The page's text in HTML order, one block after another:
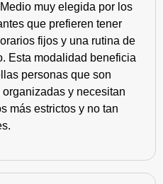
muy elegida por los
que prefieren tener
fijos y una rutina de
Esta modalidad beneficia
personas que son
organizadas y necesitan
más estrictos y no tan